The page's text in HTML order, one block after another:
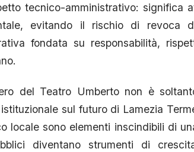
tecnico-amministrativo: significa
evitando il rischio di revoca
fondata su responsabilità,
del Teatro Umberto non è
sul futuro di Lamezia
locale sono elementi inscindibili di
diventano strumenti di